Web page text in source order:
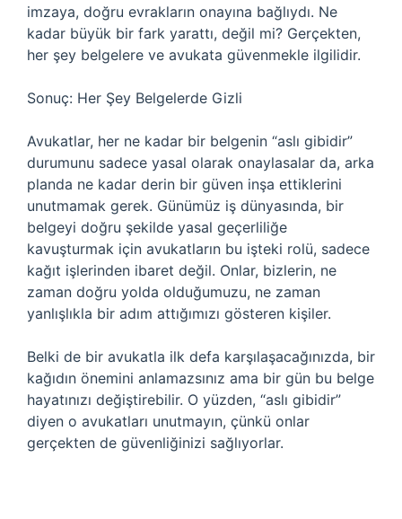
imzaya, doğru evrakların onayına bağlıydı. Ne
kadar büyük bir fark yarattı, değil mi? Gerçekten,
her şey belgelere ve avukata güvenmekle ilgilidir.
Sonuç: Her Şey Belgelerde Gizli
Avukatlar, her ne kadar bir belgenin “aslı gibidir”
durumunu sadece yasal olarak onaylasalar da, arka
planda ne kadar derin bir güven inşa ettiklerini
unutmamak gerek. Günümüz iş dünyasında, bir
belgeyi doğru şekilde yasal geçerliliğe
kavuşturmak için avukatların bu işteki rolü, sadece
kağıt işlerinden ibaret değil. Onlar, bizlerin, ne
zaman doğru yolda olduğumuzu, ne zaman
yanlışlıkla bir adım attığımızı gösteren kişiler.
Belki de bir avukatla ilk defa karşılaşacağınızda, bir
kağıdın önemini anlamazsınız ama bir gün bu belge
hayatınızı değiştirebilir. O yüzden, “aslı gibidir”
diyen o avukatları unutmayın, çünkü onlar
gerçekten de güvenliğinizi sağlıyorlar.